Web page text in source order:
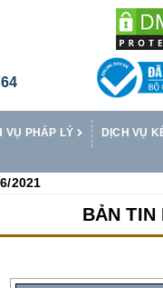
VỤ PHÁP LÝ DỊCH VỤ
2021
BẢN TIN